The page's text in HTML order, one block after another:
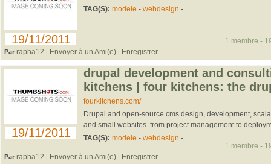
19/11/2011
TAG(S): modele - webdesign -
Par rapha12 | Envoyer à un Ami(e) | Enregistrer
1 membre -
19/11/2011
drupal development and
kitchens | four kitchens: the
fourkitchens.com/
Drupal and open-source cms design, development,
and small websites. from project management to
TAG(S): modele - webdesign -
Par rapha12 | Envoyer à un Ami(e) | Enregistrer
1 membre -